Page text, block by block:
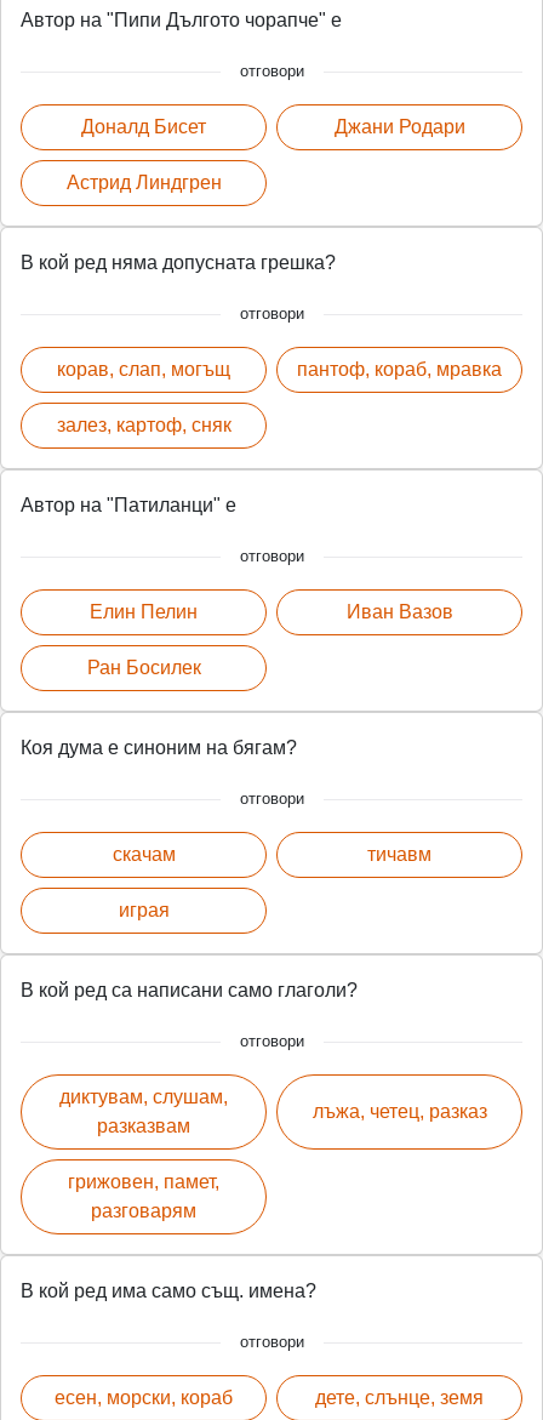
Автор на "Пипи Дългото чорапче" е
отговори
Доналд Бисет
Астрид Линдгрен
Джани Родари
В кой ред няма допусната грешка?
отговори
корав, слап, могъщ
залез, картоф, сняк
пантоф, кораб, мравка
Автор на "Патиланци" е
отговори
Елин Пелин
Ран Босилек
Иван Вазов
Коя дума е синоним на бягам?
отговори
скачам
играя
тичавм
В кой ред са написани само глаголи?
отговори
диктувам, слушам,
разказвам
грижовен, памет,
разговарям
лъжа, четец, разказ
В кой ред има само същ. имена?
отговори
есен, морски, кораб дете, слънце, земя